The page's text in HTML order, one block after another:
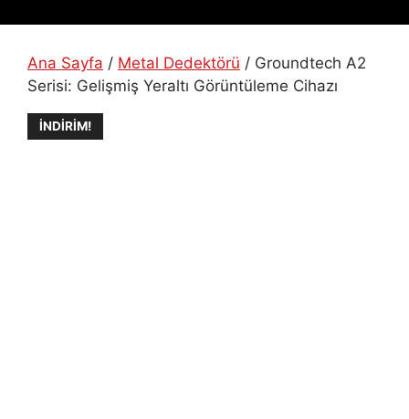
Ana Sayfa / Metal Dedektörü / Groundtech A2
Serisi: Gelişmiş Yeraltı Görüntüleme Cihazı
İNDIRIM!